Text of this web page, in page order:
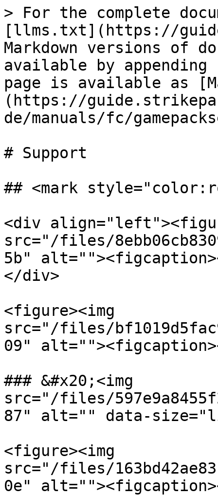
> For the complete
[llms.txt](https://
Markdown versions of
available by
page is available as
(https://
de/manuals/fc/
# Support
## <mark
<div
src="/files/
5b"
</div>
<figure><img
src="/files/
09"
### &#x20;<img
src="/files/
87" alt="" data-
<figure><img
src="/files/
0e"